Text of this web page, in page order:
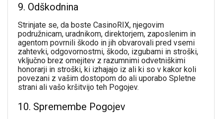
9. Odškodnina
Strinjate se, da boste CasinoRIX, njegovim
podružnicam, uradnikom, direktorjem, zaposlenim in
agentom povrnili škodo in jih obvarovali pred vsemi
zahtevki, odgovornostmi, škodo, izgubami in stroški,
vključno brez omejitev z razumnimi odvetniškimi
honorarji in stroški, ki izhajajo iz ali ki so v kakor koli
povezani z vašim dostopom do ali uporabo Spletne
strani ali vašo kršitvijo teh Pogojev.
10. Spremembe Pogojev